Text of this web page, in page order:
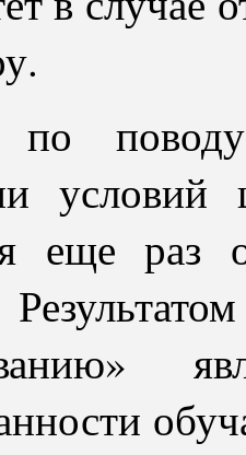
по
условий
еще раз